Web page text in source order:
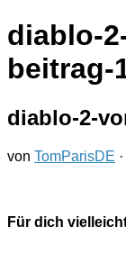
diablo-
beitrag-
diablo-2-
von TomParisDE ·
Für dich